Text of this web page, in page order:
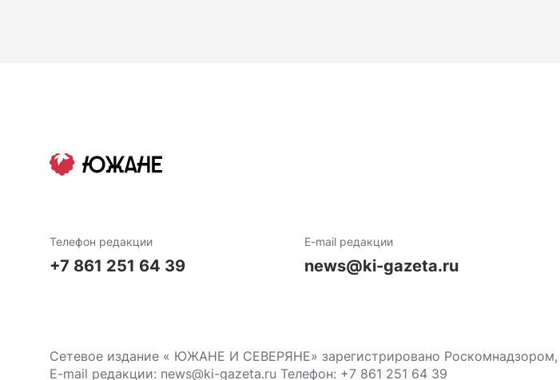
Телефон редакции
+7 861 251 64 39
E-mail редакции
news@ki-gazeta.ru
Сетевое издание « ЮЖАНЕ И СЕВЕРЯНЕ» зарегистрировано
E-mail редакции: news@ki-gazeta.ru Телефон: +7 861 251 64 39